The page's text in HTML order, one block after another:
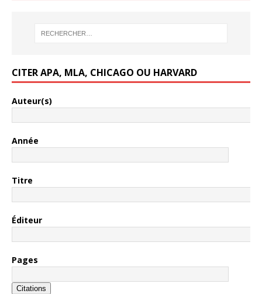
CITER APA, MLA, CHICAGO OU HARVARD
Auteur(s)
Année
Titre
Éditeur
Pages
Citations